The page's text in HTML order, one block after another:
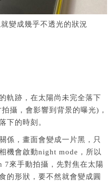
變成幾乎不透光的狀況
軌跡，在太陽尚未完全落下
攝，會影響到背景的曝光)，
下的時刻。
係，畫面會變成一片黑，只
機會啟動night mode，所以
7來手動拍攝，先對焦在太陽
的形狀，要不然就會變成圓